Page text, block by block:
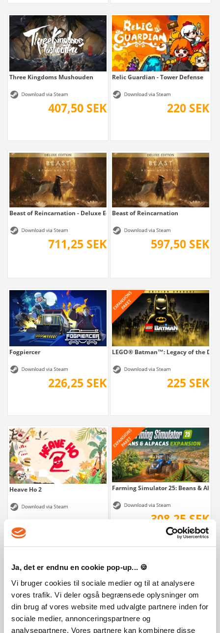
Ja, det er endnu en cookie pop-up... 🍪
Vi bruger cookies til sociale medier og til at analysere
vores trafik. Vi deler også begrænsede oplysninger om
din brug af vores website med udvalgte partnere inden for
sociale medier, annonceringspartnere og
analysepartnere. Vores partnere kan kombinere disse
Three Kingdoms Mushouden
407,50 SEK
Relic Guardian - Tower Defense
220 SEK
Beast of Reincarnation - Deluxe Edition
711,25 SEK
Beast of Reincarnation
597,50 SEK
Fogpiercer
226,25 SEK
LEGO® Batman™: Legacy of the
225 SEK
Heave Ho 2 Farming Simulator 25: Beans &
308,25 SEK
Denshattack! The Mound: Omen of Cthulhu